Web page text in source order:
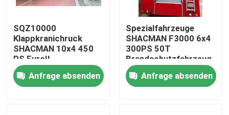
SQZ10000
Klappkranichruck
SHACMAN 10x4 450
PS EuroII
Anfrage absenden
Spezialfahrzeuge
SHACMAN F3000 6x4
300PS 50T
Brandschutzfahrzeug
mit WEICHAI
WP10.300E22 Motor
und FAST RTD-
Anfrage absenden